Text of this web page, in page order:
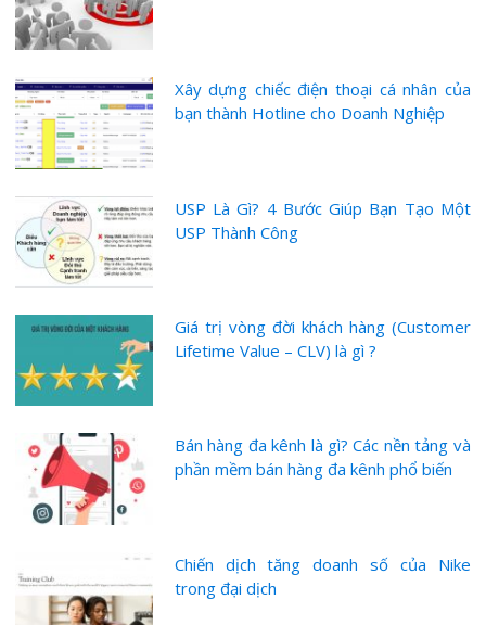
Xây dựng chiếc điện thoại cá nhân của
bạn thành Hotline cho Doanh Nghiệp
USP Là Gì? 4 Bước Giúp Bạn Tạo Một
USP Thành Công
Giá trị vòng đời khách hàng (Customer
Lifetime Value – CLV) là gì ?
Bán hàng đa kênh là gì? Các nền tảng và
phần mềm bán hàng đa kênh phổ biến
Chiến dịch tăng doanh số của Nike
trong đại dịch